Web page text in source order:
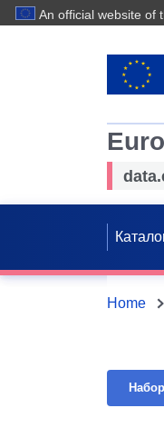
An official website of
Home